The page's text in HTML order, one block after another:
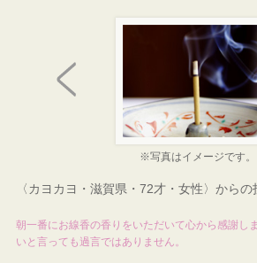
※写真はイメージです。
〈カヨカヨ・滋賀県・72才・女性〉からの
朝一番にお線香の香りをいただいて心から感謝し
いと言っても過言ではありません。